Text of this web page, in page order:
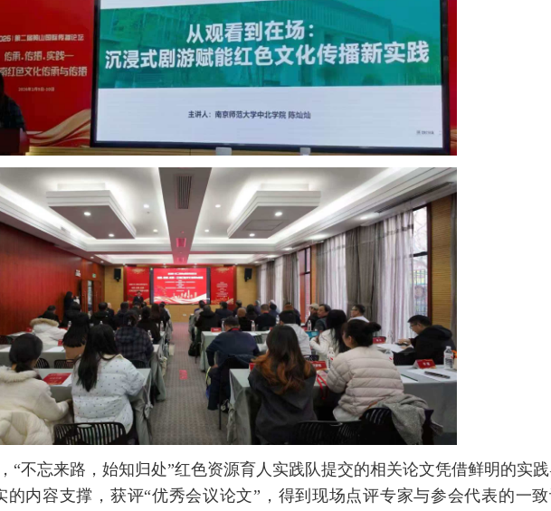
“不忘来路，始知归处”红色资源育人实践队提交的相关论文凭借鲜明的实
的内容支撑，获评“优秀会议论文”，得到现场点评专家与参会代表的一